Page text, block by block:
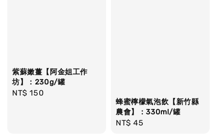
紫蘇嫩薑【阿金姐工作
坊】：230g/罐
Regular
NT$ 150
蜂蜜檸檬氣泡飲【新竹縣
農會】：330ml/罐
Regular
NT$ 45